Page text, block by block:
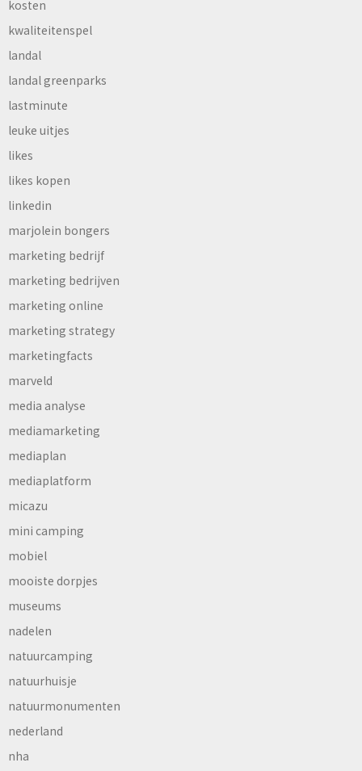
kosten
kwaliteitenspel
landal
landal greenparks
lastminute
leuke uitjes
likes
likes kopen
linkedin
marjolein bongers
marketing bedrijf
marketing bedrijven
marketing online
marketing strategy
marketingfacts
marveld
media analyse
mediamarketing
mediaplan
mediaplatform
micazu
mini camping
mobiel
mooiste dorpjes
museums
nadelen
natuurcamping
natuurhuisje
natuurmonumenten
nederland
nha